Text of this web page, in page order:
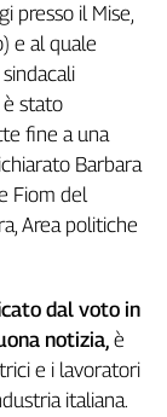
presso il Mise,
e al quale
è stato
fine a una
Barbara
Fiom del
Area politiche
dal voto in
notizia,è
e i lavoratori
italiana.